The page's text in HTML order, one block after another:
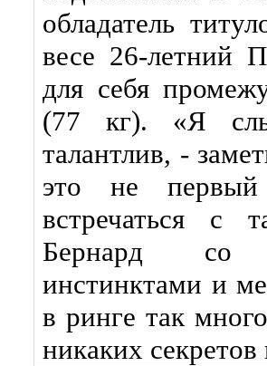
обладатель
весе 26-летний
для себя
(77 кг). «Я
талантлив, -
это не
встречаться с
Бернард со
инстинктами и
в ринге так
никаких